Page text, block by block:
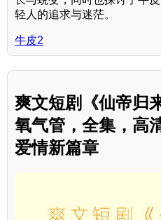
轻人的追求与迷茫。
牛皮2
爽文短剧《仙帝归
氧气管，全集，高
爱情新篇章